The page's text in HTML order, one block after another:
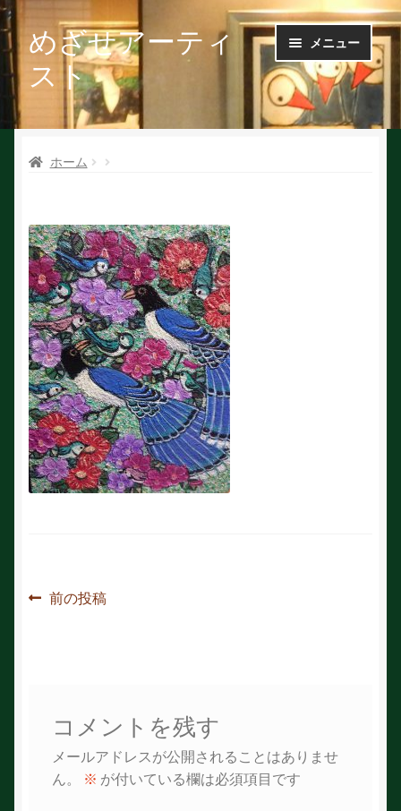
ナ
ビ
ゲ
ン
キ
ッ
プ
コ
ン
テ
ス
プ
めざせアーティ
スト
メニュー
Ｑ＆Ａ
お問い合せ
作家で探す
作家申請
初めての方へ
絵を探す
ホーム
投
ゲ
ー
前
前の投稿
コメントを残す
メールアドレスが公開されることはありませ
ん。
※ が付いている欄は必須項目です